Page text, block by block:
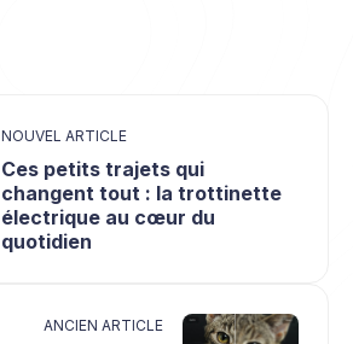
NOUVEL ARTICLE
Ces petits trajets qui
changent tout : la trottinette
électrique au cœur du
quotidien
ANCIEN ARTICLE